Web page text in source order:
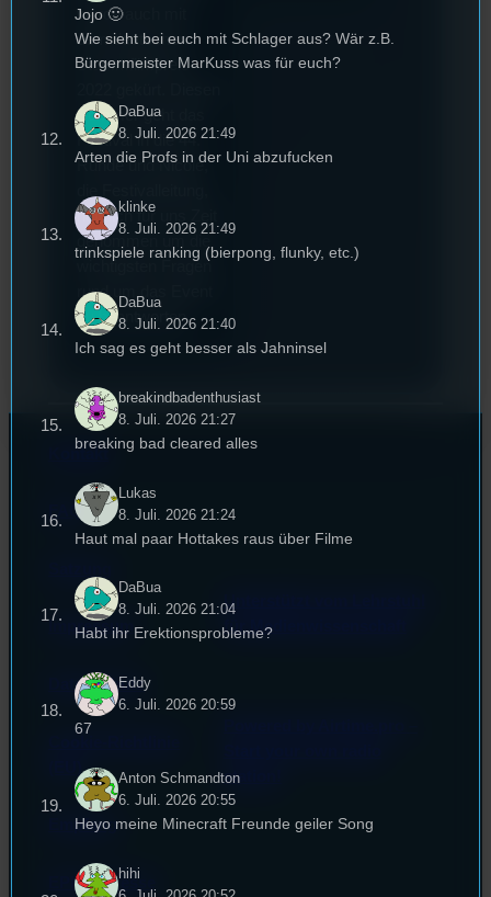
wurde auch mit
dem deutschen
Stummfilmpreis
Sommer geht das
Festival in die 44.
Runde und Nicole,
hat sich für uns Zeit
genommen um die
wichtigsten Fragen
rund um das Event
zu beantworten.
Kontakt
FAQ
Impressum
Datenschutz
Empfang
EPK & Presse
Unterstützt vom Lehrstuhl
für Medienwissenschaft
station!
Jojo 🙂
Wie sieht bei euch mit Schlager aus? Wär z.B.
Bürgermeister MarKuss was für euch?
DaBua
8. Juli. 2026 21:49
Arten die Profs in der Uni abzufucken
klinke
8. Juli. 2026 21:49
trinkspiele ranking (bierpong, flunky, etc.)
DaBua
8. Juli. 2026 21:40
Ich sag es geht besser als Jahninsel
breakindbadenthusiast
8. Juli. 2026 21:27
breaking bad cleared alles
Lukas
8. Juli. 2026 21:24
Haut mal paar Hottakes raus über Filme
DaBua
8. Juli. 2026 21:04
Habt ihr Erektionsprobleme?
Eddy
6. Juli. 2026 20:59
67
Anton Schmandton
6. Juli. 2026 20:55
Heyo meine Minecraft Freunde geiler Song
hihi